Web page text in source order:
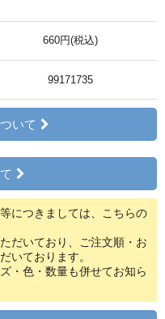
660円(税込)
99171735
いて
につきましては、こちらの
だいており、ご注文順・お
いております。
・色・数量も併せてお知ら